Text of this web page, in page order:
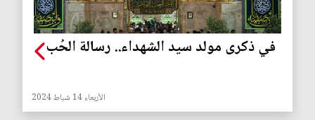
في ذكرى مولد سيد الشهداء.. رسالة الحُب
الأربعاء 14 شباط 2024